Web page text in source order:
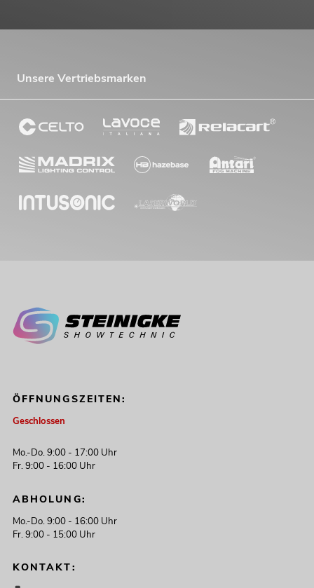
Unsere Vertriebsmarken
ÖFFNUNGSZEITEN:
Geschlossen
Mo.-Do. 9:00 - 17:00 Uhr
Fr. 9:00 - 16:00 Uhr
ABHOLUNG:
Mo.-Do. 9:00 - 16:00 Uhr
Fr. 9:00 - 15:00 Uhr
KONTAKT: